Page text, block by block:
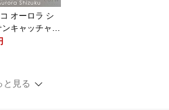
コ オーロラ シ
ンキャッチャー
北欧 雑貨 北
スタルガラス
クリスタル
と見る